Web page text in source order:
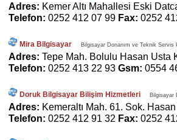
Adres: Kemer Altı Mahallesi Eski
Telefon: 0252 412 07 99 Fax: 0252
Mira Bilgisayar Bilgisayar Donanım ve Teknik Servis
Adres: Tepe Mah. Bolulu Hasan Usta
Telefon: 0252 413 22 93 Gsm: 0554
Doruk Bilgisayar Bilişim Hizmetleri Bilgisayar
Adres: Kemeraltı Mah. 61. Sok.
Telefon: 0252 412 91 32 Fax: 0252